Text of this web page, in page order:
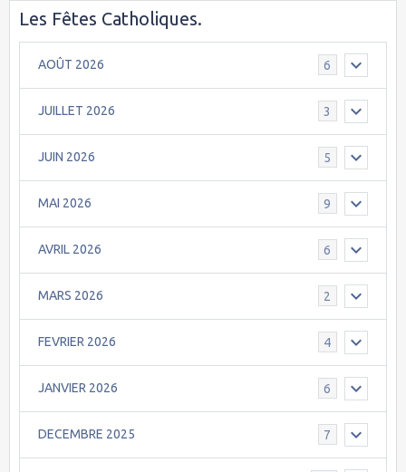
Les Fêtes Catholiques.
AOÛT 2026 6
JUILLET 2026 3
JUIN 2026 5
MAI 2026 9
AVRIL 2026 6
MARS 2026 2
FEVRIER 2026 4
JANVIER 2026 6
DECEMBRE 2025 7